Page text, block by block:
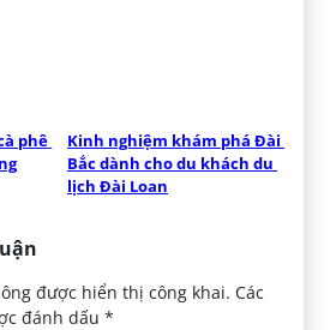
phê
Kinh nghiệm khám phá Đài
Bắc dành cho du khách du
lịch Đài Loan
được hiển thị công khai. Các
đánh dấu*